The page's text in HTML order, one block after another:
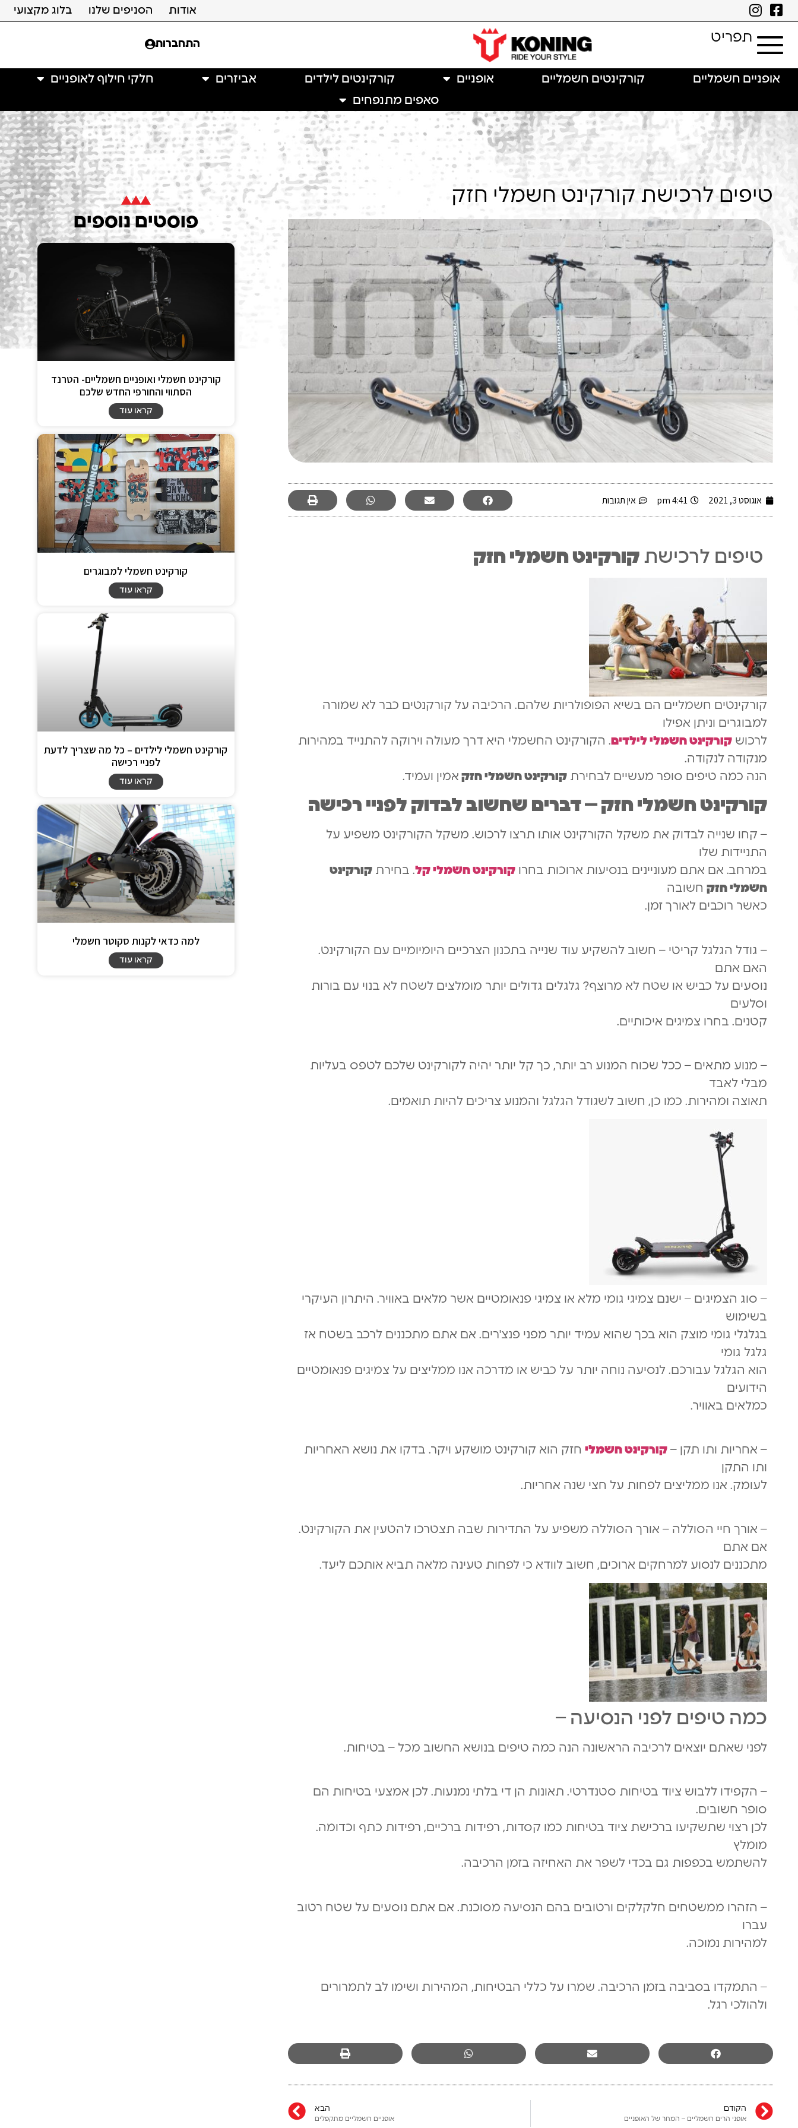
אודות הסניפים שלנו בלוג מקצועי
תפריט התחברות
אופניים חשמליים קורקינטים חשמליים אופניים קורקינטים לילדים אביזרים
חלקי חילוף לאופניים
סאפים מתנפחים
טיפים לרכישת קורקינט חשמלי חזק
אוגוסט 3, 2021 4:41 pm אין תגובות
טיפים לרכישת קורקינט חשמלי חזק
קורקינטים חשמליים הם בשיא הפופולריות שלהם. הרכיבה על קורקנטים כבר לא שמורה
למבוגרים וניתן אפילו
לרכוש קורקינט חשמלי לילדים. הקורקינט החשמלי היא דרך מעולה וירוקה להתנייד במהירות
מנקודה לנקודה.
הנה כמה טיפים סופר מעשיים לבחירת קורקינט חשמלי חזק אמין ועמיד.
קורקינט חשמלי חזק – דברים שחשוב לבדוק לפניי רכישה
– קחו שנייה לבדוק את משקל הקורקינט אותו תרצו לרכוש. משקל הקורקינט משפיע על
התניידות שלו
במרחב. אם אתם מעוניינים בנסיעות ארוכות בחרו קורקינט חשמלי קל. בחירת קורקינט
חשמלי חזק חשובה
כאשר רוכבים לאורך זמן.
– גודל הגלגל קריטי – חשוב להשקיע עוד שנייה בתכנון הצרכיים היומיומיים עם הקורקינט.
האם אתם
נוסעים על כביש או שטח לא מרוצף? גלגלים גדולים יותר מומלצים לשטח לא בנוי עם בורות
וסלעים
קטנים. בחרו צמיגים איכותיים.
– מנוע מתאים – ככל שכוח המנוע רב יותר, כך קל יותר יהיה לקורקינט שלכם לטפס בעליות
מבלי לאבד
תאוצה ומהירות. כמו כן, חשוב לשגודל הגלגל והמנוע צריכים להיות תואמים.
– סוג הצמיגים – ישנם צמיגי גומי מלא או צמיגי פנאומטיים אשר מלאים באוויר. היתרון העיקרי
בשימוש
בגלגלי גומי מוצק הוא בכך שהוא עמיד יותר מפני פנצ'רים. אם אתם מתכננים לרכב בשטח אז
גלגל גומי
הוא הגלגל עבורכם. לנסיעה נוחה יותר על כביש או מדרכה אנו ממליצים על צמיגים פנאומטיים
הידועים
כמלאים באוויר.
– אחריות ותו תקן – קורקינט חשמלי חזק הוא קורקינט מושקע ויקר. בדקו את נושא האחריות
ותו התקן
לעומק. אנו ממליצים לפחות על חצי שנה אחריות.
– אורך חיי הסוללה – אורך הסוללה משפיע על התדירות שבה תצטרכו להטעין את הקורקינט.
אם אתם
מתכננים לנסוע למרחקים ארוכים, חשוב לוודא כי לפחות טעינה מלאה תביא אותכם ליעד.
כמה טיפים לפני הנסיעה –
לפני שאתם יוצאים לרכיבה הראשונה הנה כמה טיפים בנושא החשוב מכל – בטיחות.
– הקפידו ללבוש ציוד בטיחות סטנדרטי. תאונות הן די בלתי נמנעות. לכן אמצעי בטיחות הם
סופר חשובים.
לכן רצוי שתשקיעו ברכישת ציוד בטיחות כמו קסדות, רפידות ברכיים, רפידות כתף וכדומה.
מומלץ
להשתמש בכפפות גם בכדי לשפר את האחיזה בזמן הרכיבה.
– הזהרו ממשטחים חלקלקים ורטובים בהם הנסיעה מסוכנת. אם אתם נוסעים על שטח רטוב
עברו
למהירות נמוכה.
– התמקדו בסביבה בזמן הרכיבה. שמרו על כללי הבטיחות, המהירות ושימו לב לתמרורים
ולהולכי רגל.
הקודם
אופני הרים חשמליים – המחר של האופניים
הבא
אופניים חשמליים מתקפלים
פוסטים נוספים
קורקינט חשמלי ואופניים חשמליים- הטרנד
הסתווי והחורפי החדש שלכם
קראו עוד
קורקינט חשמלי למבוגרים
קראו עוד
קורקינט חשמלי לילדים – כל מה שצריך לדעת
לפניי רכישה
קראו עוד
למה כדאי לקנות סקוטר חשמלי
קראו עוד